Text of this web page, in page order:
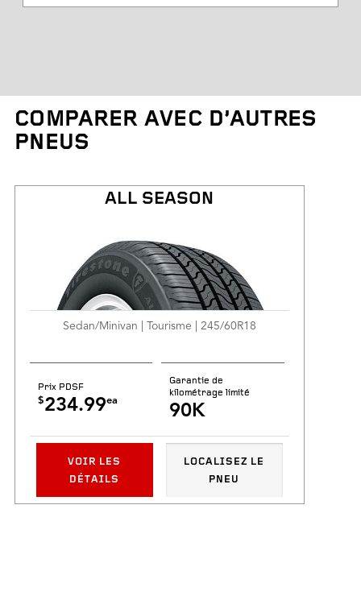
Poids des pneus
COMPARER AVEC D’AUTRES
PNEUS
ALL SEASON
Sedan/Minivan | Tourisme | 245/60R18
Prix PDSF
$234.99ea
Garantie de
kilométrage limité
90K
VOIR LES
DÉTAILS
LOCALISEZ LE
PNEU